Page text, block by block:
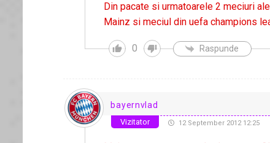
Din pacate si urmatoarele 2 meciuri
Mainz si meciul din uefa champions
0 Raspunde
bayernvlad
Vizitator 12 September 2012 12:25